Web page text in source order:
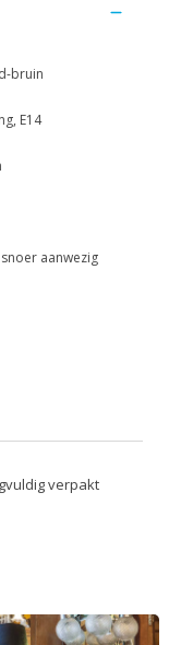
bruin
E14
aanwezig
verpakt